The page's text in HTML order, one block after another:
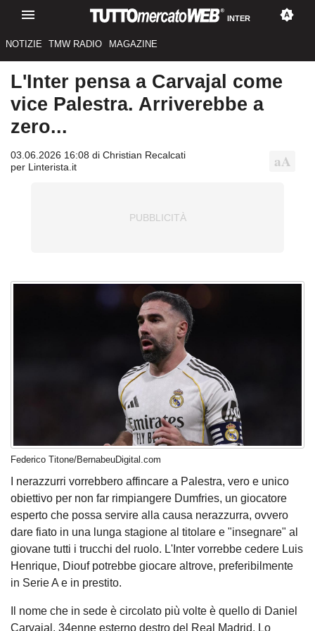
INTER
NOTIZIE TMW RADIO MAGAZINE
L'Inter pensa a Carvajal come
vice Palestra. Arriverebbe a
zero...
03.06.2026 16:08 di Christian Recalcati
per Linterista.it
Federico Titone/BernabeuDigital.com
I nerazzurri vorrebbero affincare a Palestra, vero e unico
obiettivo per non far rimpiangere Dumfries, un giocatore
esperto che possa servire alla causa nerazzurra, ovvero
dare fiato in una lunga stagione al titolare e "insegnare" al
giovane tutti i trucchi del ruolo. L'Inter vorrebbe cedere Luis
Henrique, Diouf potrebbe giocare altrove, preferibilmente
in Serie A e in prestito.
Il nome che in sede è circolato più volte è quello di Daniel
Carvajal, 34enne esterno destro del Real Madrid. Lo